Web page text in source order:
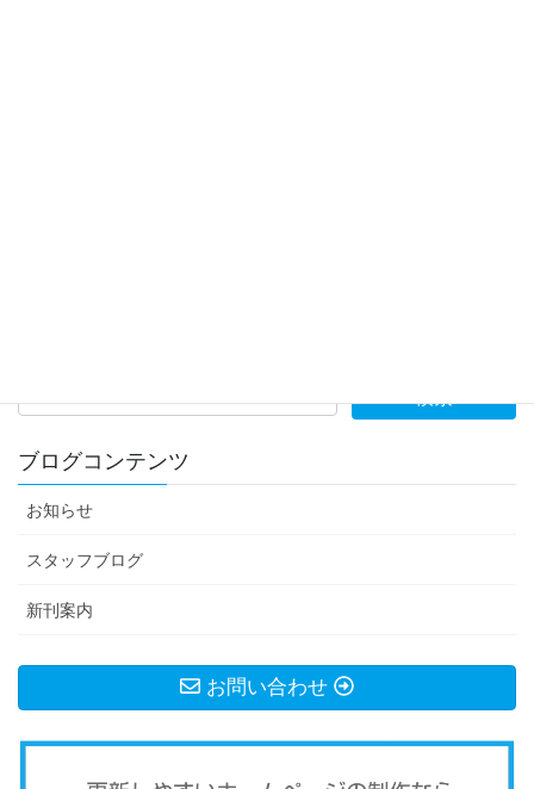
ブログコンテンツ
お知らせ
スタッフブログ
新刊案内
お問い合わせ